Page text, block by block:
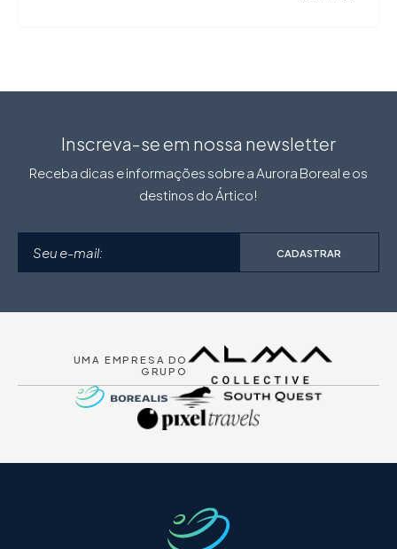
Inscreva-se em nossa newsletter
Receba dicas e informações sobre a Aurora Boreal e os
destinos do Ártico!
CADASTRAR
UMA EMPRESA DO
GRUPO